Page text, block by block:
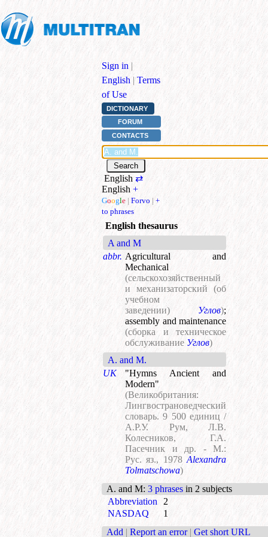
Sign in |
English | Terms
of Use
DICTIONARY
FORUM
CONTACTS
English ⇄
English +
Google | Forvo | +
to phrases
English thesaurus
A and M
abbr. Agricultural and
Mechanical
(сельскохозяйственный
и механизаторский (об
учебном
заведении) Углов);
assembly and maintenance
(сборка и техническое
обслуживание Углов)
A. and M.
UK
"Hymns Ancient and
Modern"
(Великобритания:
Лингвострановедческий
словарь. 9 500 единиц /
А.Р.У. Рум, Л.В.
Колесников, Г.А.
Пасечник и др. - М.:
Рус. яз., 1978 Alexandra
Tolmatschowa)
A. and M: 3 phrases in 2 subjects
Abbreviation
2
NASDAQ
1
Add | Report an error | Get short URL